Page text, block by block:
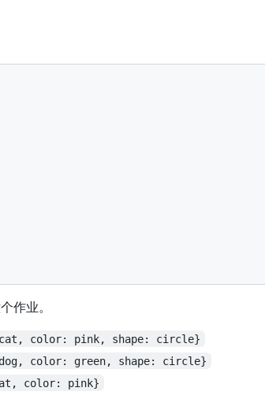
作业。
color: pink, shape: circle}
color: green, shape: circle}
color: pink}